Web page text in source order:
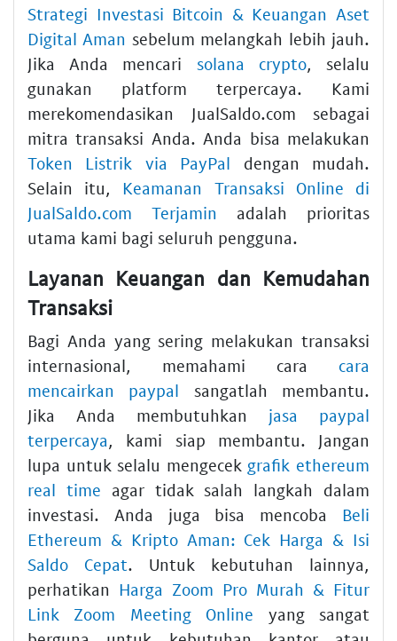
Strategi Investasi Bitcoin & Keuangan Aset
Digital Aman sebelum melangkah lebih jauh.
Jika Anda mencari solana crypto, selalu
gunakan platform terpercaya. Kami
merekomendasikan JualSaldo.com sebagai
mitra transaksi Anda. Anda bisa melakukan
Token Listrik via PayPal dengan mudah.
Selain itu, Keamanan Transaksi Online di
JualSaldo.com Terjamin adalah prioritas
utama kami bagi seluruh pengguna.
Layanan Keuangan dan Kemudahan
Transaksi
Bagi Anda yang sering melakukan transaksi
internasional, memahami cara cara
mencairkan paypal sangatlah membantu.
Jika Anda membutuhkan jasa paypal
terpercaya, kami siap membantu. Jangan
lupa untuk selalu mengecek grafik ethereum
real time agar tidak salah langkah dalam
investasi. Anda juga bisa mencoba Beli
Ethereum & Kripto Aman: Cek Harga & Isi
Saldo Cepat. Untuk kebutuhan lainnya,
perhatikan Harga Zoom Pro Murah & Fitur
Link Zoom Meeting Online yang sangat